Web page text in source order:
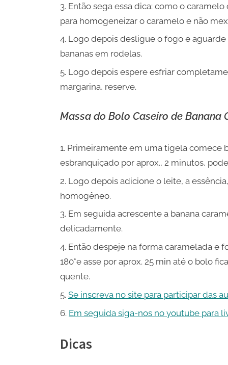
Então sega essa dica: como o
para homogeneizar o caramelo e não
Logo depois desligue o fogo e
bananas em rodelas.
Logo depois espere esfriar
margarina, reserve.
Massa do Bolo Caseiro de Banana
Primeiramente em uma tigela comece
esbranquiçado por aprox., 2 minutos,
Logo depois adicione o leite, a
homogêneo.
Em seguida acrescente a banana
delicadamente.
Então despeje na forma caramelada e
180°e asse por aprox. 25 min até o bolo
quente.
Se inscreva no site para participar das
Em seguida siga-nos no youtube para
Dicas